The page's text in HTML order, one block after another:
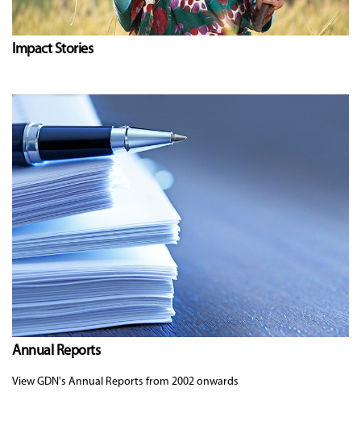
Impact Stories
Annual Reports
View GDN's Annual Reports from 2002 onwards